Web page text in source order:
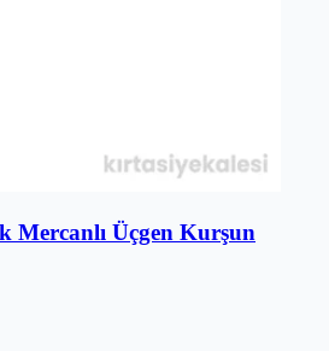
Mercanlı Üçgen Kurşun